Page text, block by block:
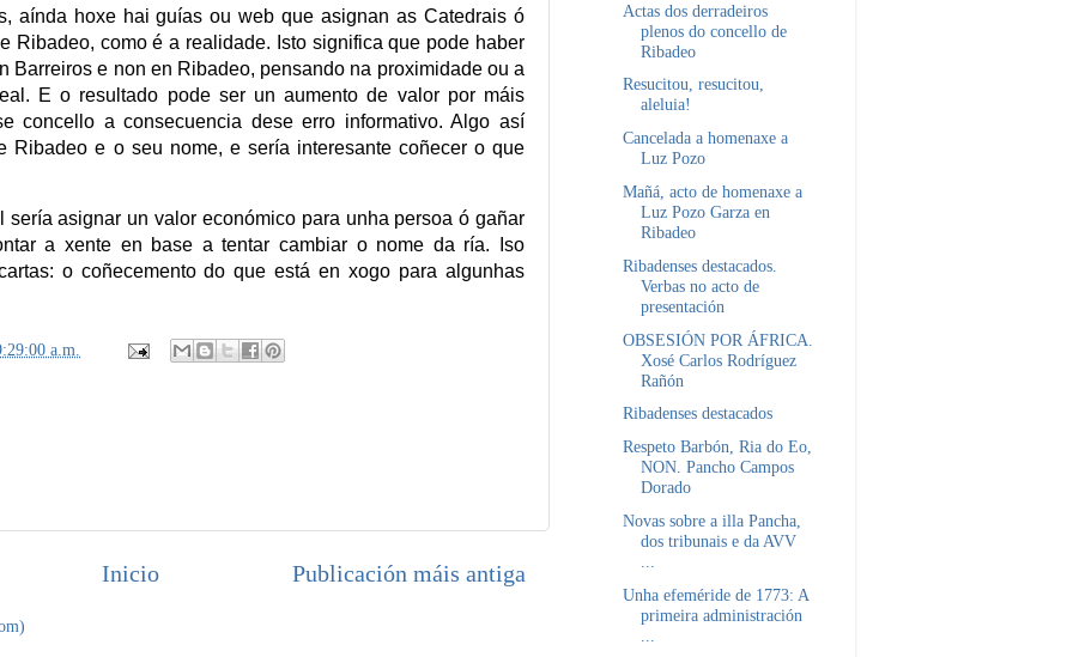
aínda hoxe hai guías ou web que asignan as Catedrais ó
Ribadeo, como é a realidade. Isto significa que pode haber
Barreiros e non en Ribadeo, pensando na proximidade ou a
E o resultado pode ser un aumento de valor por máis
concello a consecuencia dese erro informativo. Algo así
Ribadeo e o seu nome, e sería interesante coñecer o que
sería asignar un valor económico para unha persoa ó gañar
a xente en base a tentar cambiar o nome da ría. Iso
o coñecemento do que está en xogo para algunhas
a.m.
Publicación máis antiga
Inicio
Actas dos derradeiros
plenos do concello de
Ribadeo
Resucitou, resucitou,
aleluia!
Cancelada a homenaxe a
Luz Pozo
Mañá, acto de homenaxe a
Luz Pozo Garza en
Ribadeo
Ribadenses destacados.
Verbas no acto de
presentación
OBSESIÓN POR ÁFRICA.
Xosé Carlos Rodríguez
Rañón
Ribadenses destacados
Respeto Barbón, Ria do Eo,
NON. Pancho Campos
Dorado
Novas sobre a illa Pancha,
dos tribunais e da AVV
Unha efeméride de 1773: A
primeira administración